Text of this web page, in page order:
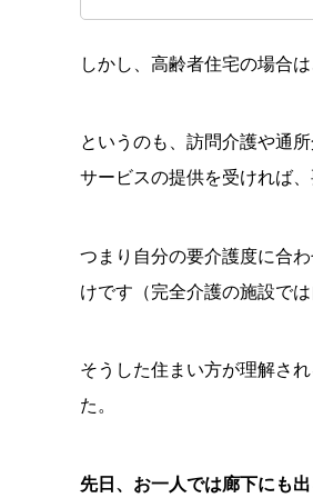
しかし、高齢者住宅の場合
というのも、訪問介護や通
サービスの提供を受ければ
つまり自分の要介護度に合
けです（完全介護の施設で
そうした住まい方が理解さ
た。
先日、お一人では廊下にも